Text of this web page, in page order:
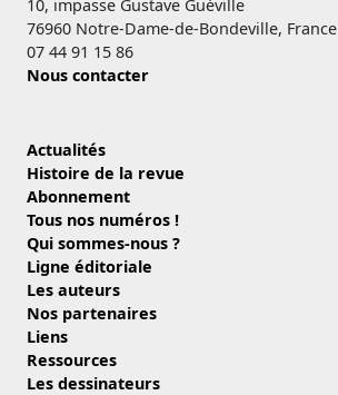
10, impasse Gustave Guéville
76960 Notre-Dame-de-Bondeville, France
07 44 91 15 86
Nous contacter
Actualités
Histoire de la revue
Abonnement
Tous nos numéros !
Qui sommes-nous ?
Ligne éditoriale
Les auteurs
Nos partenaires
Liens
Ressources
Les dessinateurs